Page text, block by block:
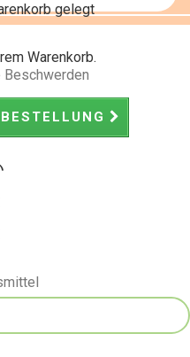
gelegt
Warenkorb.
BESTELLUNG
Beschwerden